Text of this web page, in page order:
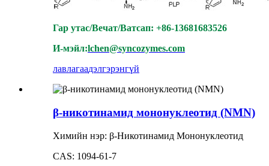
Гар утас/Вечат/Ватсап: +86-13681683526
И-мэйл:lchen@syncozymes.com
лавлагаадэлгэрэнгүй
β-никотинамид мононуклеотид (NMN)
Химийн нэр: β-Никотинамид Мононуклеотид
CAS: 1094-61-7